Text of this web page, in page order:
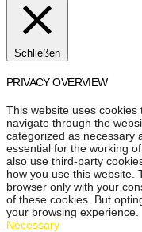
Schließen
PRIVACY OVERVIEW
This website uses
navigate through the
categorized as necessary
essential for the working
also use third-party
how you use this website.
browser only with your
of these cookies. But
your browsing experience.
Necessary